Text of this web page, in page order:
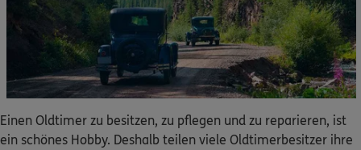
Dann lassen Sie sich helfen.
Service
Meine Versicherungen
Einen Oldtimer zu besitzen, zu pflegen und zu reparieren, ist
ein schönes Hobby. Deshalb teilen viele Oldtimerbesitzer ihre